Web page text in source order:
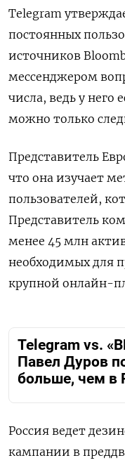
Telegram
постоянных
источников
мессенджером
числа, ведь у него
можно только
Представитель
что она изучает
пользователей,
Представитель
менее 45 млн
необходимых для
крупной онлайн-
Telegram vs.
Павел Дуров
больше, чем в
Россия ведет
кампании в